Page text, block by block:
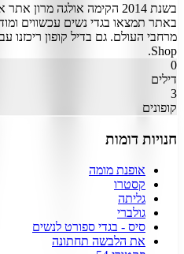
בשנת 2014 הקימה אולגה
באתר תמצאו בגדי נשים עכשווים
Shop.
0
דילים
3
קופונים
חנויות דומות
אופנת מומה
קסטרו
גליתה
גולברי
סיס - בגדי ספורט לנשים
את הלבשה תחתונה